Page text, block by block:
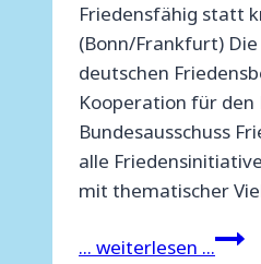
Friedensfähig statt
(Bonn/Frankfurt)
deutschen
Kooperation für den
Bundesausschuss
alle
mit thematischer
... weiterlesen ...